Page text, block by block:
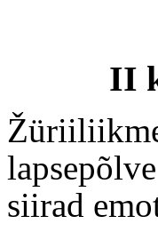
II
siirad